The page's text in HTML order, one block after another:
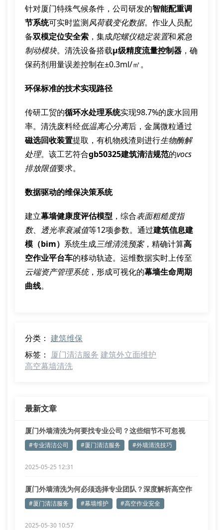
针对厦门特殊气候条件，公司研发的智能配重调
节系统可实时监测风荷载变化数据。作业人员配
备双模定位安全索 ，集成陀螺仪稳定装置和紧急
制动模块。清洗设备搭载μ级精度流量控制器 ，确
保药剂用量误差控制在±0.3ml/㎡。
环保标准的技术实现路径
传研工贸的循环水处理系统实现98.7%的废水回用
率。清洗废料经低温离心分离后，金属微粒通过
磁选回收装置提取，有机物残渣则进行生物酶解
处理。该工艺符合gb50325建筑清洁规范的vocs
排放限值要求。
数据驱动的维保决策系统
建立幕墙健康度评估模型 ，综合表面粗糙度指
数、 透光率衰减值等12项参数。通过建筑信息建
模（bim） 系统生成三维清洗预案，精确计算高
空作业平台车的移动轨迹。运维数据实时上传至
云端资产管理系统，形成可视化的幕墙生命周期
曲线。
分类： 建筑维保
标签： 厦门清洁服务 建筑外立面维护
高空幕墙清洗
最新文章
厦门外墙清洗为何要找专业公司？这些细节不可忽视
#专业清洁公司 #厦门清洁服务 #外墙清洗技巧
2025-05-25 12:31
厦门外墙清洗为何必须选择专业团队？深度解析高空作
业风险管控
#厦门清洁服务 #幕墙维护 #高空作业安全
2025-05-30 10:57